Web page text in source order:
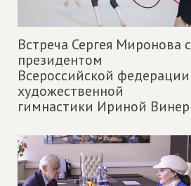
Встреча Сергея Миронова с
президентом
Всероссийской федерации
художественной
гимнастики Ириной Винер